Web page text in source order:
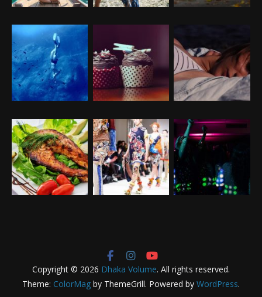
Copyright © 2026 Dhaka Volume. All rights reserved.
Theme: ColorMag by ThemeGrill. Powered by WordPress.